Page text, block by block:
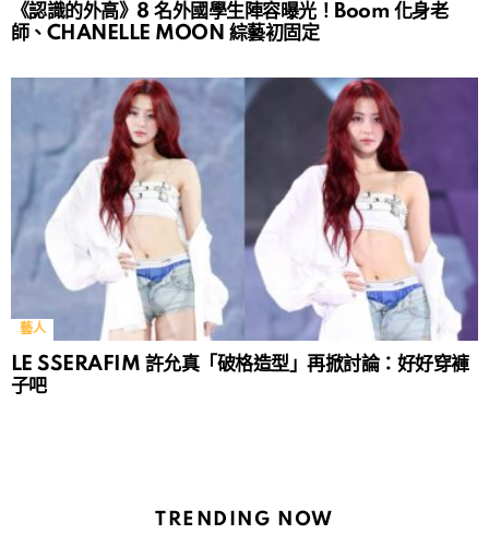
《認識的外高》8 名外國學生陣容曝光！Boom 化身老
師、CHANELLE MOON 綜藝初固定
藝人
LE SSERAFIM 許允真「破格造型」再掀討論：好好穿褲
子吧
TRENDING NOW